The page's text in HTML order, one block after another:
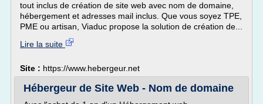
tout inclus de création de site web avec nom de domaine,
hébergement et adresses mail inclus. Que vous soyez TPE,
PME ou artisan, Viaduc propose la solution de création de...
Lire la suite
Site : https://www.hebergeur.net
Hébergeur de Site Web - Nom de domaine